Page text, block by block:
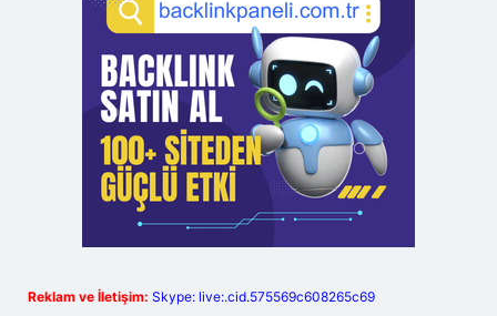
Reklam ve İletişim: Skype: live:.cid.575569c608265c69